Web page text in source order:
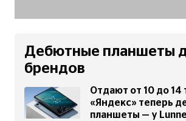
Дебютные планшеты
брендов
Отдают от 10 до 14
«Яндекс» теперь
планшеты — у